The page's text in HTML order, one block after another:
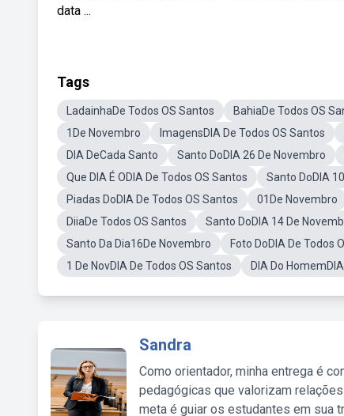
data ...
Tags
LadainhaDe Todos OS Santos BahiaDe Todos OS
1De Novembro
ImagensDIA De Todos OS Santos
DIA DeCada Santo
Santo DoDIA 26 De Novembro
Que DIA É ODIA De Todos OS Santos
Santo DoDIA
Piadas DoDIA De Todos OS Santos
01De Novembro
DiiaDe Todos OS Santos
Santo DoDIA 14 De
Santo Da Dia16De Novembro
Foto DoDIA De Todos
1 De NovDIA De Todos OS Santos
DIA Do
Sandra
Como orientador, minha entrega é
pedagógicas que valorizam
meta é guiar os estudantes em sua